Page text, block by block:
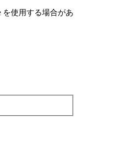
使⽤する場合があ